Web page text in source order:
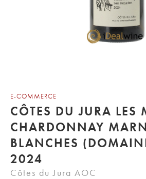
E-COMMERCE
CÔTES DU JURA LES
CHARDONNAY
BLANCHES
2024
Côtes du Jura AOC